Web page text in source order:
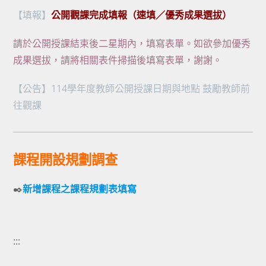
【填報】公開觀課完成填報（速填／優秀成果選拔）
請於公開授課結束後二星期內，填寫表單。如欲參加優秀
成果選拔，請將相關表件掃描後填寫表單，謝謝。
【公告】114學年度教師公開授課日期與地點 鼓勵教師前
往觀課
課程開設規劃調查
✒️新增課程之課程規劃表填寫
:::